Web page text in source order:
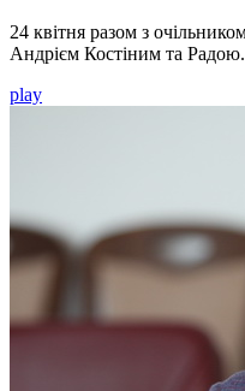
24 квітня разом з
Андрієм Костіним та
play